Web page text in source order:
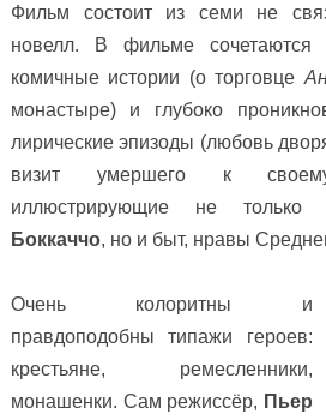
Фильм состоит из семи не
новелл. В фильме сочетаются
комичные истории (о торговце
монастыре) и глубоко
лирические эпизоды (любовь
визит умершего к
иллюстрирующие не только
Боккаччо, но и быт, нравы
Очень колоритны и
правдоподобны типажи героев:
крестьяне, ремесленники,
монашенки. Сам режиссёр, Пьер